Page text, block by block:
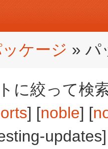
ケージ » パ
に絞って検
] [noble] [